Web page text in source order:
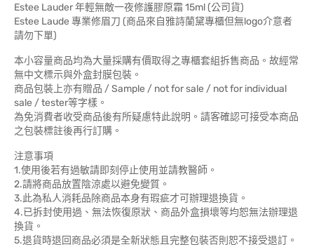
Estee Lauder 年輕無敵一夜修護膠原霜 15ml (公司貨)
Estee Laude 專業修眉刀 (商品來自雅詩蘭黛專櫃但無logo介意者
請勿下單)
本小容量商品均為大量採購有價取得之專櫃套組拆售商品。故經常
無中文標示與外盒封膜包裝。
商品包裝上亦有贈品 / Sample / not for sale / not for individual
sale / tester等字樣。
為免消費者收受商品後有所疑慮特此說明。請客確認可接受本商品
之包裝標註後再行訂購。
注意事項
1.使用後若有過敏請即刻停止使用並請教醫師。
2.請將商品放置陰涼處以避免變質。
3.此為私人消耗品除商品本身有瑕疵才可辦理退換貨。
4.已拆封使用過、無法恢復原狀、商品外盒損壞等均恕無法辦理退
換貨。
5.退貨時退回商品必須是全新狀態且完整包裝否則恕不接受退訂。